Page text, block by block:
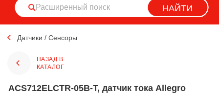
НАЙТИ
Датчики / Сенсоры
НАЗАД В
КАТАЛОГ
ACS712ELCTR-05B-T, датчик тока Allegro